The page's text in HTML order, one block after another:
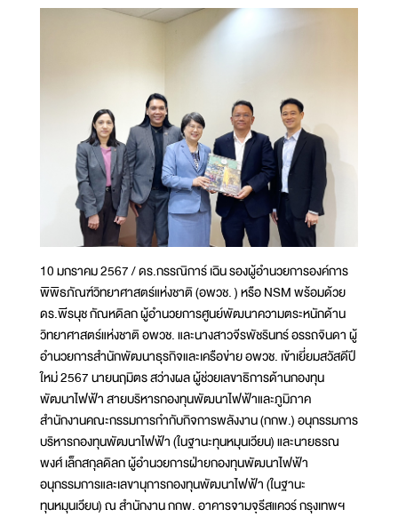
10 มกราคม 2567 / ดร.กรรณิการ์ เฉิน รองผู้อำนวยการองค์การ
พิพิธภัณฑ์วิทยาศาสตร์แห่งชาติ (อพวช. ) หรือ NSM พร้อมด้วย
ดร.พีรนุช กัณหดิลก ผู้อำนวยการศูนย์พัฒนาความตระหนักด้าน
วิทยาศาสตร์แห่งชาติ อพวช. และนางสาวจีรพัชรินทร์ อรรถจินดา ผู้
อำนวยการสำนักพัฒนาธุรกิจและเครือข่าย อพวช. เข้าเยี่ยมสวัสดีปี
ใหม่ 2567 นายนฤมิตร สว่างผล ผู้ช่วยเลขาธิการด้านกองทุน
พัฒนาไฟฟ้า สายบริหารกองทุนพัฒนาไฟฟ้าและภูมิภาค
สำนักงานคณะกรรมการกำกับกิจการพลังงาน (กกพ.) อนุกรรมการ
บริหารกองทุนพัฒนาไฟฟ้า (ในฐานะทุนหมุนเวียน) และนายธรณ
พงศ์ เล็กสกุลดิลก ผู้อำนวยการฝ่ายกองทุนพัฒนาไฟฟ้า
อนุกรรมการและเลขานุการกองทุนพัฒนาไฟฟ้า (ในฐานะ
ทุนหมุนเวียน) ณ สำนักงาน กกพ. อาคารจามจุรีสแควร์ กรุงเทพฯ